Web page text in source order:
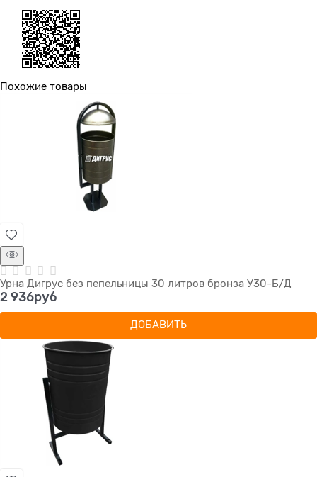
Похожие товары
Урна Дигрус без пепельницы 30 литров бронза У30-Б/Д
2 936руб
ДОБАВИТЬ